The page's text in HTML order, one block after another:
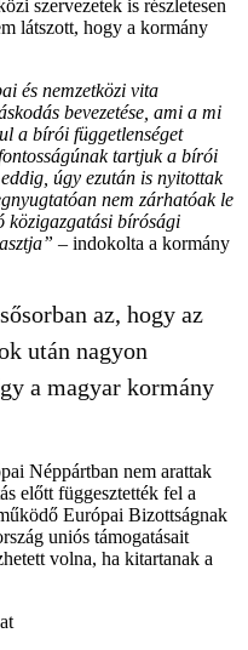
szervezetek is részletesen
látszott, hogy a kormány
és nemzetközi vita
bevezetése, ami a mi
a bírói függetlenséget
tartjuk a bírói
úgy ezután is nyitottak
nem zárhatóak le
közigazgatási bírósági
– indokolta a kormány
az, hogy az
után nagyon
a magyar kormány
Néppártban nem arattak
előtt függesztették fel a
Európai Bizottságnak
uniós támogatásait
volna, ha kitartanak a